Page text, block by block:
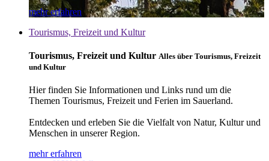
mehr erfahren
Tourismus, Freizeit und Kultur
Tourismus, Freizeit und Kultur Alles über Tourismus, Freizeit
und Kultur
Hier finden Sie Informationen und Links rund um die
Themen Tourismus, Freizeit und Ferien im Sauerland.
Entdecken und erleben Sie die Vielfalt von Natur, Kultur und
Menschen in unserer Region.
mehr erfahren